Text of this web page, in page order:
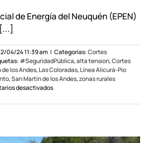
de Energía del Neuquén (EPEN)
04/24 11:39 am | Categorías:Cortes
#SeguridadPública,alta tension,Cortes
de los Andes, Las Coloradas, Línea Alicurá-Pio
,San Martín de los Andes,zonas rurales
desactivadosen
programados
de